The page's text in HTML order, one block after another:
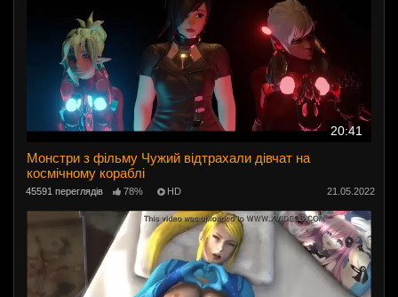
20:41
Монстри з фільму Чужий відтрахали дівчат на
космічному кораблі
45591 переглядів 78% HD 21.05.2022